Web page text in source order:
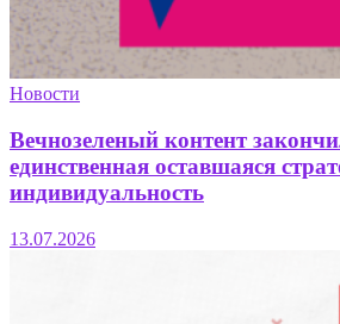
Новости
Вечнозеленый контент
единственная оставшаяся
индивидуальность
13.07.2026